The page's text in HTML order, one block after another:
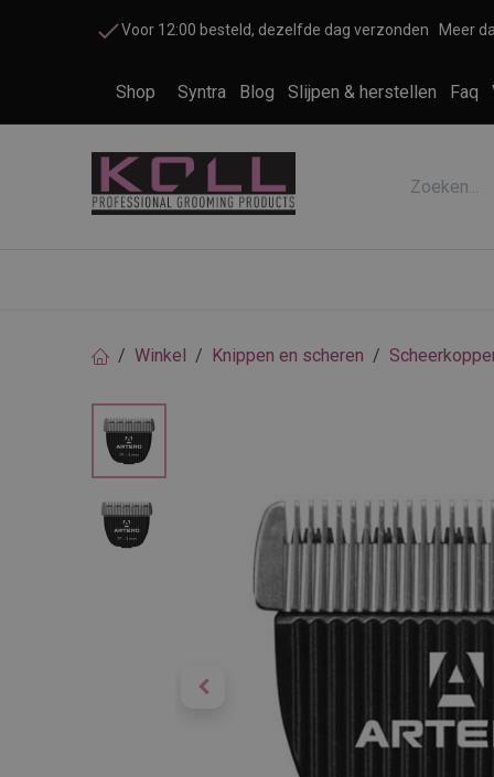
Voor 12:00 besteld, dezelfde dag verzonden Meer
Shop Syntra Blog Slijpen & herstellen Faq
Winkel Knippen en scheren